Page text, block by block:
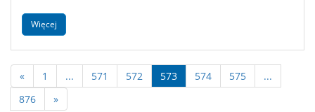
Więcej
« 1 ... 571 572 573 574 575
...
876
»